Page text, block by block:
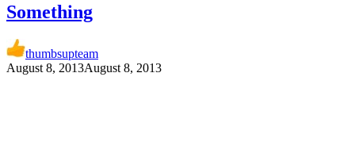
Something
thumbsupteam
August 8, 2013August 8, 2013